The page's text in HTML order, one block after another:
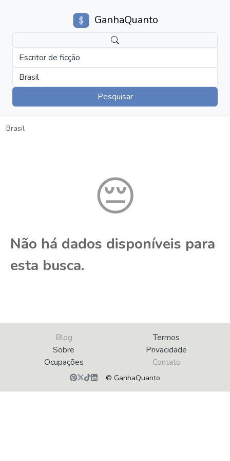
GanhaQuanto
Escritor de ficção
Brasil
Pesquisar
Brasil
😔
Não há dados disponíveis para
esta busca.
© GanhaQuanto
Blog
Sobre
Ocupações
Termos
Privacidade
Contato